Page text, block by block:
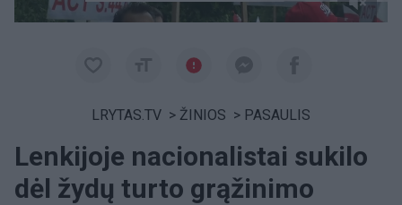
LRYTAS.TV > ŽINIOS > PASAULIS
Lenkijoje nacionalistai sukilo
dėl žydų turto grąžinimo